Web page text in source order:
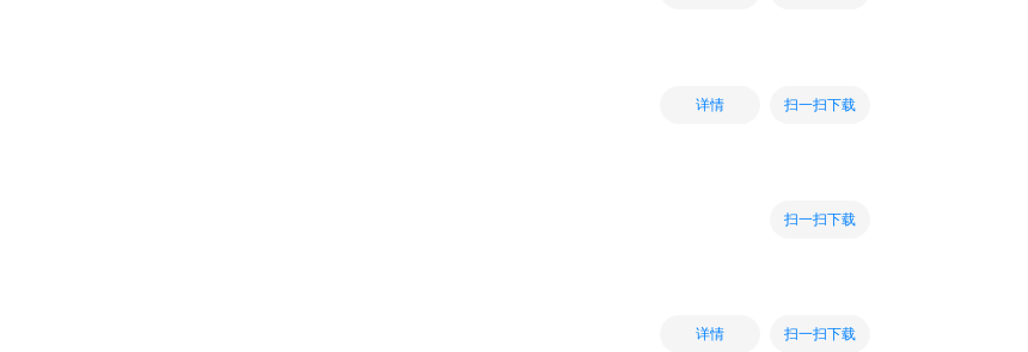
详情 扫一扫下载
扫一扫下载
详情 扫一扫下载